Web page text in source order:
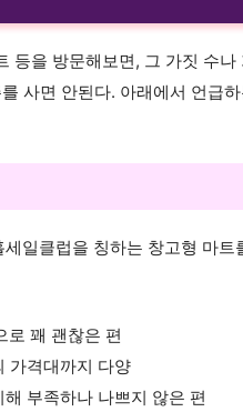
등을 방문해보면, 그 가짓 수나
사면 안된다. 아래에서 언급
일클럽을 칭하는 창고형 마트
로 꽤 괜찮은 편
가격대까지 다양
부족하나 나쁘지 않은 편